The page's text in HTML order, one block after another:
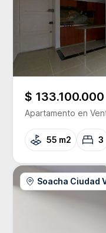
$ 133.100.000
Apartamento en
55 m2 3
Soacha Ciudad